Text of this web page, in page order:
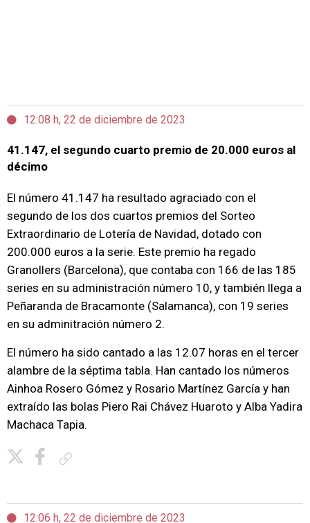
12:08 h, 22 de diciembre de 2023
41.147, el segundo cuarto premio de 20.000 euros al
décimo
El número 41.147 ha resultado agraciado con el
segundo de los dos cuartos premios del Sorteo
Extraordinario de Lotería de Navidad, dotado con
200.000 euros a la serie. Este premio ha regado
Granollers (Barcelona), que contaba con 166 de las 185
series en su administración número 10, y también llega a
Peñaranda de Bracamonte (Salamanca), con 19 series
en su adminitración número 2.
El número ha sido cantado a las 12.07 horas en el tercer
alambre de la séptima tabla. Han cantado los números
Ainhoa Rosero Gómez y Rosario Martínez García y han
extraído las bolas Piero Rai Chávez Huaroto y Alba Yadira
Machaca Tapia.
12:06 h, 22 de diciembre de 2023